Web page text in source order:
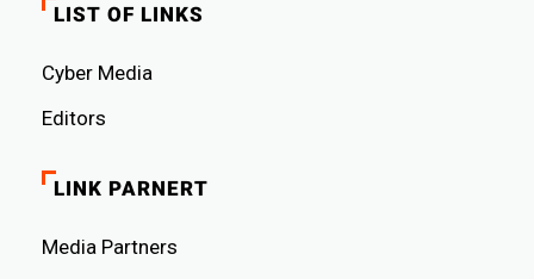
LIST OF LINKS
Cyber ​​Media
Editors
LINK PARNERT
Media Partners